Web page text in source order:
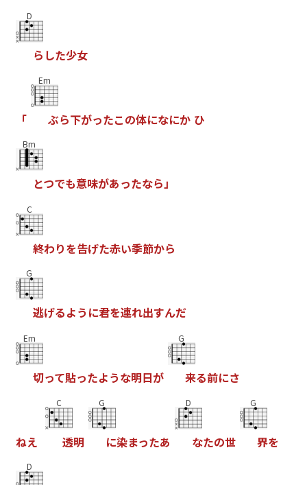
D
ら した少女
「
Em
ぶら下がったこの体になにか ひ
Bm
とつでも意味があったなら」
C
終わりを告げた赤い季節から
G
逃げるよう に君を連れ出すんだ
Em
切って貼ったような明日が
G
来る前にさ
ねえ
C
透明
G
に染まったあ
D
なたの世
G
界を
D